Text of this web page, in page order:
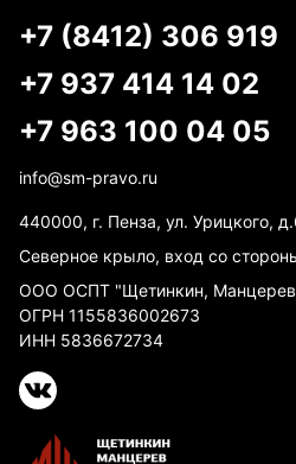
info@sm-pravo.ru
440000, г. Пенза, ул. Урицкого,
Северное крыло, вход со
ООО ОСПТ "Щетинкин, Манцерев
ОГРН 1155836002673
ИНН 5836672734
+7 (8412) 306 919
+7 937 414 14 02
+7 963 100 04 05